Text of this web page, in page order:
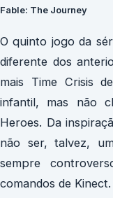
Fable: The Journey
O quinto jogo da
diferente dos
mais Time Crisis
infantil, mas não
Heroes. Da
não ser, talvez,
sempre
comandos de Kinect.